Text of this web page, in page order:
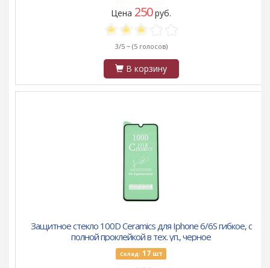
Цена 250руб.
3/5 ~ (5 голосов)
В корзину
Защитное стекло 100D Ceramics для Iphone 6/6S гибкое, с
полной проклейкой в тех. уп., черное
Склад: 17шт